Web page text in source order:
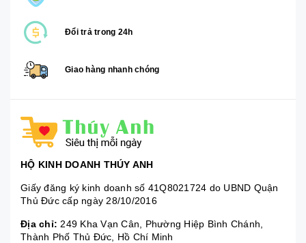
Đổi trả trong 24h
Giao hàng nhanh chóng
HỘ KINH DOANH THÚY ANH
Giấy đăng ký kinh doanh số 41Q8021724 do UBND Quận
Thủ Đức cấp ngày 28/10/2016
Địa chỉ: 249 Kha Vạn Cân, Phường Hiệp Bình Chánh,
Thành Phố Thủ Đức, Hồ Chí Minh